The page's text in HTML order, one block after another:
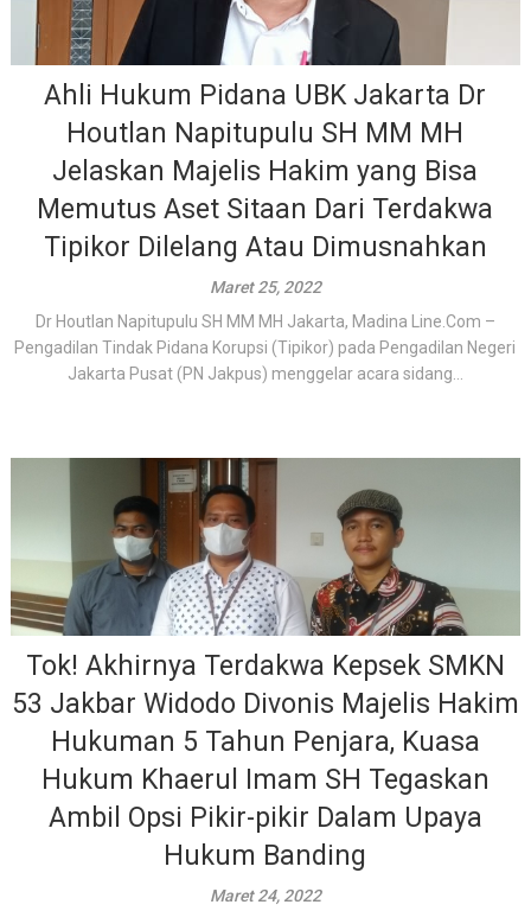
Ahli Hukum Pidana UBK Jakarta Dr
Houtlan Napitupulu SH MM MH
Jelaskan Majelis Hakim yang Bisa
Memutus Aset Sitaan Dari Terdakwa
Tipikor Dilelang Atau Dimusnahkan
Maret 25, 2022
Dr Houtlan Napitupulu SH MM MH Jakarta, Madina Line.Com –
Pengadilan Tindak Pidana Korupsi (Tipikor) pada Pengadilan Negeri
Jakarta Pusat (PN Jakpus) menggelar acara sidang...
Tok! Akhirnya Terdakwa Kepsek SMKN
53 Jakbar Widodo Divonis Majelis Hakim
Hukuman 5 Tahun Penjara, Kuasa
Hukum Khaerul Imam SH Tegaskan
Ambil Opsi Pikir-pikir Dalam Upaya
Hukum Banding
Maret 24, 2022